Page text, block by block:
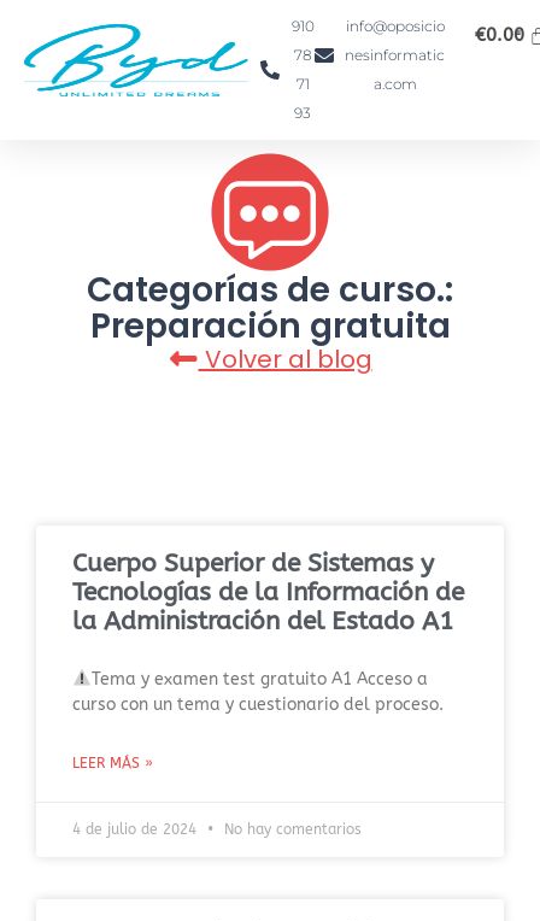
contenido
910
78
71
93
info@oposicio
nesinformatic
a.com
€0.00
Categorías de curso.:
Preparación gratuita
Volver al blog
Cuerpo Superior de Sistemas y
Tecnologías de la Información de
la Administración del Estado A1
Tema y examen test gratuito A1 Acceso a
curso con un tema y cuestionario del proceso.
LEER MÁS »
4 de julio de 2024 No hay comentarios